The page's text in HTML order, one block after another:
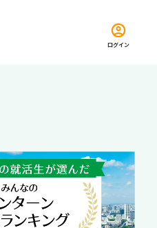
ログイン